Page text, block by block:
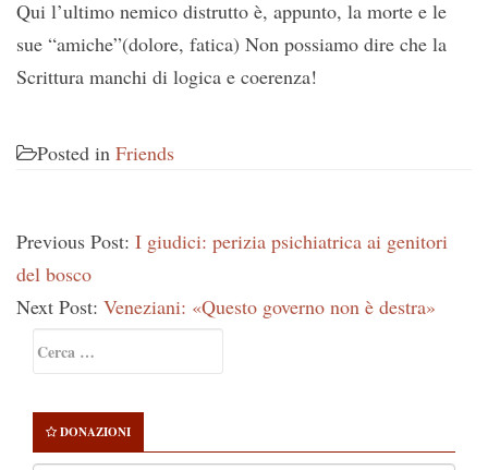
Qui l’ultimo nemico distrutto è, appunto, la morte e le
sue “amiche”(dolore, fatica) Non possiamo dire che la
Scrittura manchi di logica e coerenza!
Posted in Friends
Previous Post: I giudici: perizia psichiatrica ai genitori
del bosco
Next Post: Veneziani: «Questo governo non è destra»
Sidebar
per:
DONAZIONI